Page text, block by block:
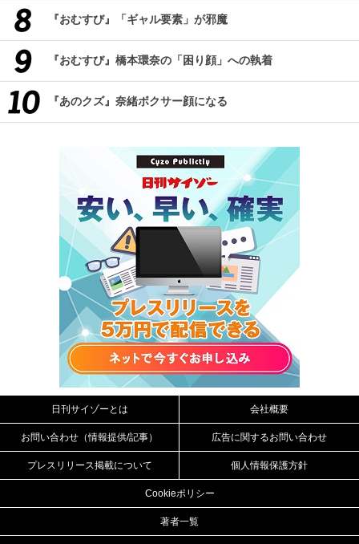
『おむすび』「ギャル要素」が邪魔
『おむすび』橋本環奈の「困り顔」への執着
『あのクズ』奈緒ボクサー顔になる
日刊サイゾーとは 会社概要
お問い合わせ（情報提供/記事） 広告に関するお問い合わせ
プレスリリース掲載について 個人情報保護方針
Cookieポリシー
著者一覧